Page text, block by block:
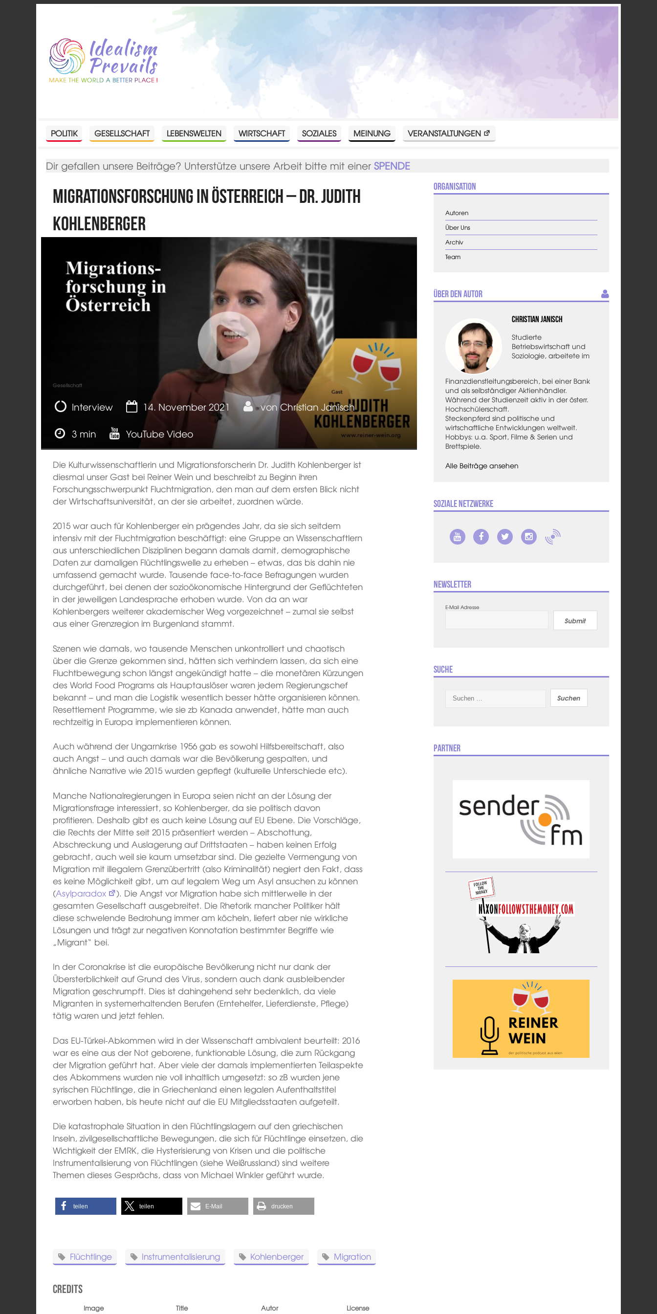
POLITIK GESELLSCHAFT LEBENSWELTEN WIRTSCHAFT SOZIALES MEINUNG VERANSTALTUNGEN
Dir gefallen unsere Beiträge? Unterstütze unsere Arbeit bitte mit einerSPENDE
Migrationsforschung in Österreich – Dr. Judith
Kohlenberger
Gesellschaft
Interview 14. November 2021 vonChristian Janisch
3 min
YouTube Video
Die Kulturwissenschaftlerin und Migrationsforscherin Dr. Judith Kohlenberger ist
diesmal unser Gast bei Reiner Wein und beschreibt zu Beginn ihren
Forschungsschwerpunkt Fluchtmigration, den man auf dem ersten Blick nicht
der Wirtschaftsuniversität, an der sie arbeitet, zuordnen würde.
2015 war auch für Kohlenberger ein prägendes Jahr, da sie sich seitdem
intensiv mit der Fluchtmigration beschäftigt: eine Gruppe an Wissenschaftlern
aus unterschiedlichen Disziplinen begann damals damit, demographische
Daten zur damaligen Flüchtlingswelle zu erheben – etwas, das bis dahin nie
umfassend gemacht wurde. Tausende face-to-face Befragungen wurden
durchgeführt, bei denen der sozioökonomische Hintergrund der Geflüchteten
in der jeweiligen Landesprache erhoben wurde. Von da an war
Kohlenbergers weiterer akademischer Weg vorgezeichnet – zumal sie selbst
aus einer Grenzregion im Burgenland stammt.
Szenen wie damals, wo tausende Menschen unkontrolliert und chaotisch
über die Grenze gekommen sind, hätten sich verhindern lassen, da sich eine
Fluchtbewegung schon längst angekündigt hatte – die monetären Kürzungen
des World Food Programs als Hauptauslöser waren jedem Regierungschef
bekannt – und man die Logistik wesentlich besser hätte organisieren können.
Resettlement Programme, wie sie zb Kanada anwendet, hätte man auch
rechtzeitig in Europa implementieren können.
Auch während der Ungarnkrise 1956 gab es sowohl Hilfsbereitschaft, also
auch Angst – und auch damals war die Bevölkerung gespalten, und
ähnliche Narrative wie 2015 wurden gepflegt (kulturelle Unterschiede etc).
Manche Nationalregierungen in Europa seien nicht an der Lösung der
Migrationsfrage interessiert, so Kohlenberger, da sie politisch davon
profitieren. Deshalb gibt es auch keine Lösung auf EU Ebene. Die Vorschläge,
die Rechts der Mitte seit 2015 präsentiert werden – Abschottung,
Abschreckung und Auslagerung auf Drittstaaten – haben keinen Erfolg
gebracht, auch weil sie kaum umsetzbar sind. Die gezielte Vermengung von
Migration mit illegalem Grenzübertritt (also Kriminalität) negiert den Fakt, dass
es keine Möglichkeit gibt, um auf legalem Weg um Asyl ansuchen zu können
(Asylparadox
). Die Angst vor Migration habe sich mittlerweile in der
gesamten Gesellschaft ausgebreitet. Die Rhetorik mancher Politiker hält
diese schwelende Bedrohung immer am köcheln, liefert aber nie wirkliche
Lösungen und trägt zur negativen Konnotation bestimmter Begriffe wie
„Migrant“ bei.
In der Coronakrise ist die europäische Bevölkerung nicht nur dank der
Übersterblichkeit auf Grund des Virus, sondern auch dank ausbleibender
Migration geschrumpft. Dies ist dahingehend sehr bedenklich, da viele
Migranten in systemerhaltenden Berufen (Erntehelfer, Lieferdienste, Pflege)
tätig waren und jetzt fehlen.
Das EU-Türkei-Abkommen wird in der Wissenschaft ambivalent beurteilt: 2016
war es eine aus der Not geborene, funktionable Lösung, die zum Rückgang
der Migration geführt hat. Aber viele der damals implementierten Teilaspekte
des Abkommens wurden nie voll inhaltlich umgesetzt: so zB wurden jene
syrischen Flüchtlinge, die in Griechenland einen legalen Aufenthaltstitel
erworben haben, bis heute nicht auf die EU Mitgliedsstaaten aufgeteilt.
Die katastrophale Situation in den Flüchtlingslagern auf den griechischen
Inseln, zivilgesellschaftliche Bewegungen, die sich für Flüchtlinge einsetzen, die
Wichtigkeit der EMRK, die Hysterisierung von Krisen und die politische
Instrumentalisierung von Flüchtlingen (siehe Weißrussland) sind weitere
Themen dieses Gesprächs, dass von Michael Winkler geführt wurde.
teilen teilen E-Mail drucken
Flüchtlinge Instrumentalisierung Kohlenberger Migration
Credits
Image Title Autor License
Organisation
Autoren
Über Uns
Archiv
Team
Über den Autor
Christian Janisch
Studierte
Betriebswirtschaft und
Soziologie, arbeitete im
Finanzdienstleitungsbereich, bei einer Bank
und als selbständiger Aktienhändler.
Während der Studienzeit aktiv in der österr.
Hochschülerschaft.
Steckenpferd sind politische und
wirtschaftliche Entwicklungen weltweit.
Hobbys: u.a. Sport, Filme & Serien und
Brettspiele.
Alle Beiträge ansehen
Soziale Netzwerke
Newsletter
E-Mail Adresse
Submit
Suche
nach:
Partner